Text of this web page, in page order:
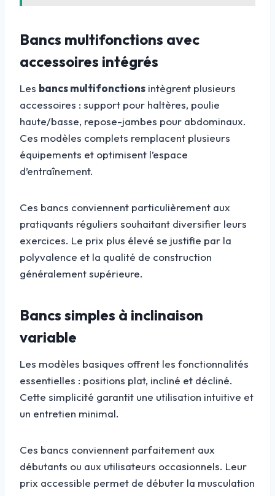
Bancs multifonctions avec
accessoires intégrés
Les bancs multifonctions intègrent plusieurs
accessoires : support pour haltères, poulie
haute/basse, repose-jambes pour abdominaux.
Ces modèles complets remplacent plusieurs
équipements et optimisent l’espace
d’entraînement.
Ces bancs conviennent particulièrement aux
pratiquants réguliers souhaitant diversifier leurs
exercices. Le prix plus élevé se justifie par la
polyvalence et la qualité de construction
généralement supérieure.
Bancs simples à inclinaison
variable
Les modèles basiques offrent les fonctionnalités
essentielles : positions plat, incliné et décliné.
Cette simplicité garantit une utilisation intuitive et
un entretien minimal.
Ces bancs conviennent parfaitement aux
débutants ou aux utilisateurs occasionnels. Leur
prix accessible permet de débuter la musculation